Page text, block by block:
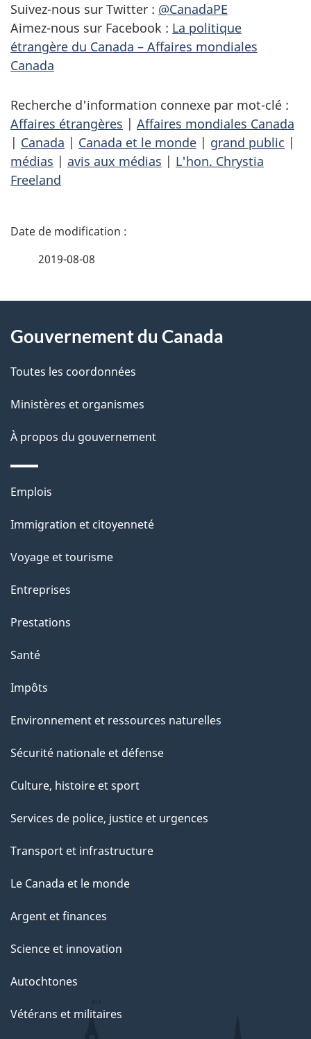
Suivez-nous sur Twitter : @CanadaPE
Aimez-nous sur Facebook : La politique
étrangère du Canada – Affaires mondiales
Canada
Recherche d'information connexe par mot-clé :
Affaires étrangères | Affaires mondiales Canada
| Canada | Canada et le monde | grand public |
médias | avis aux médias | L'hon. Chrystia
Freeland
D
i
l
s
d
e
l
a
p
a
g
e
2019-08-08
propos
de
ce
site
Gouvernement du Canada
Toutes les coordonnées
Ministères et organismes
À propos du gouvernement
Thèmes
sujets
Emplois
Immigration et citoyenneté
Voyage et tourisme
Entreprises
Prestations
Santé
Impôts
Environnement et ressources naturelles
Sécurité nationale et défense
Culture, histoire et sport
Services de police, justice et urgences
Transport et infrastructure
Le Canada et le monde
Argent et finances
Science et innovation
Autochtones
Vétérans et militaires